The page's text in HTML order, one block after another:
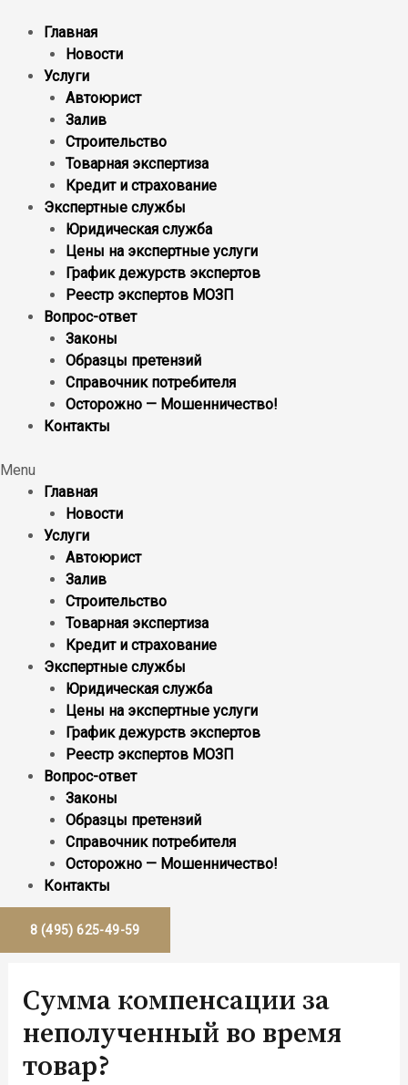
Главная
Новости
Услуги
Автоюрист
Залив
Строительство
Товарная экспертиза
Кредит и страхование
Экспертные службы
Юридическая служба
Цены на экспертные услуги
График дежурств экспертов
Реестр экcпертов МОЗП
Вопрос-ответ
Законы
Образцы претензий
Справочник потребителя
Осторожно — Мошенничество!
Контакты
Menu
Главная
Новости
Услуги
Автоюрист
Залив
Строительство
Товарная экспертиза
Кредит и страхование
Экспертные службы
Юридическая служба
Цены на экспертные услуги
График дежурств экспертов
Реестр экcпертов МОЗП
Вопрос-ответ
Законы
Образцы претензий
Справочник потребителя
Осторожно — Мошенничество!
Контакты
8 (495) 625-49-59
Сумма компенсации за
неполученный во время
товар?